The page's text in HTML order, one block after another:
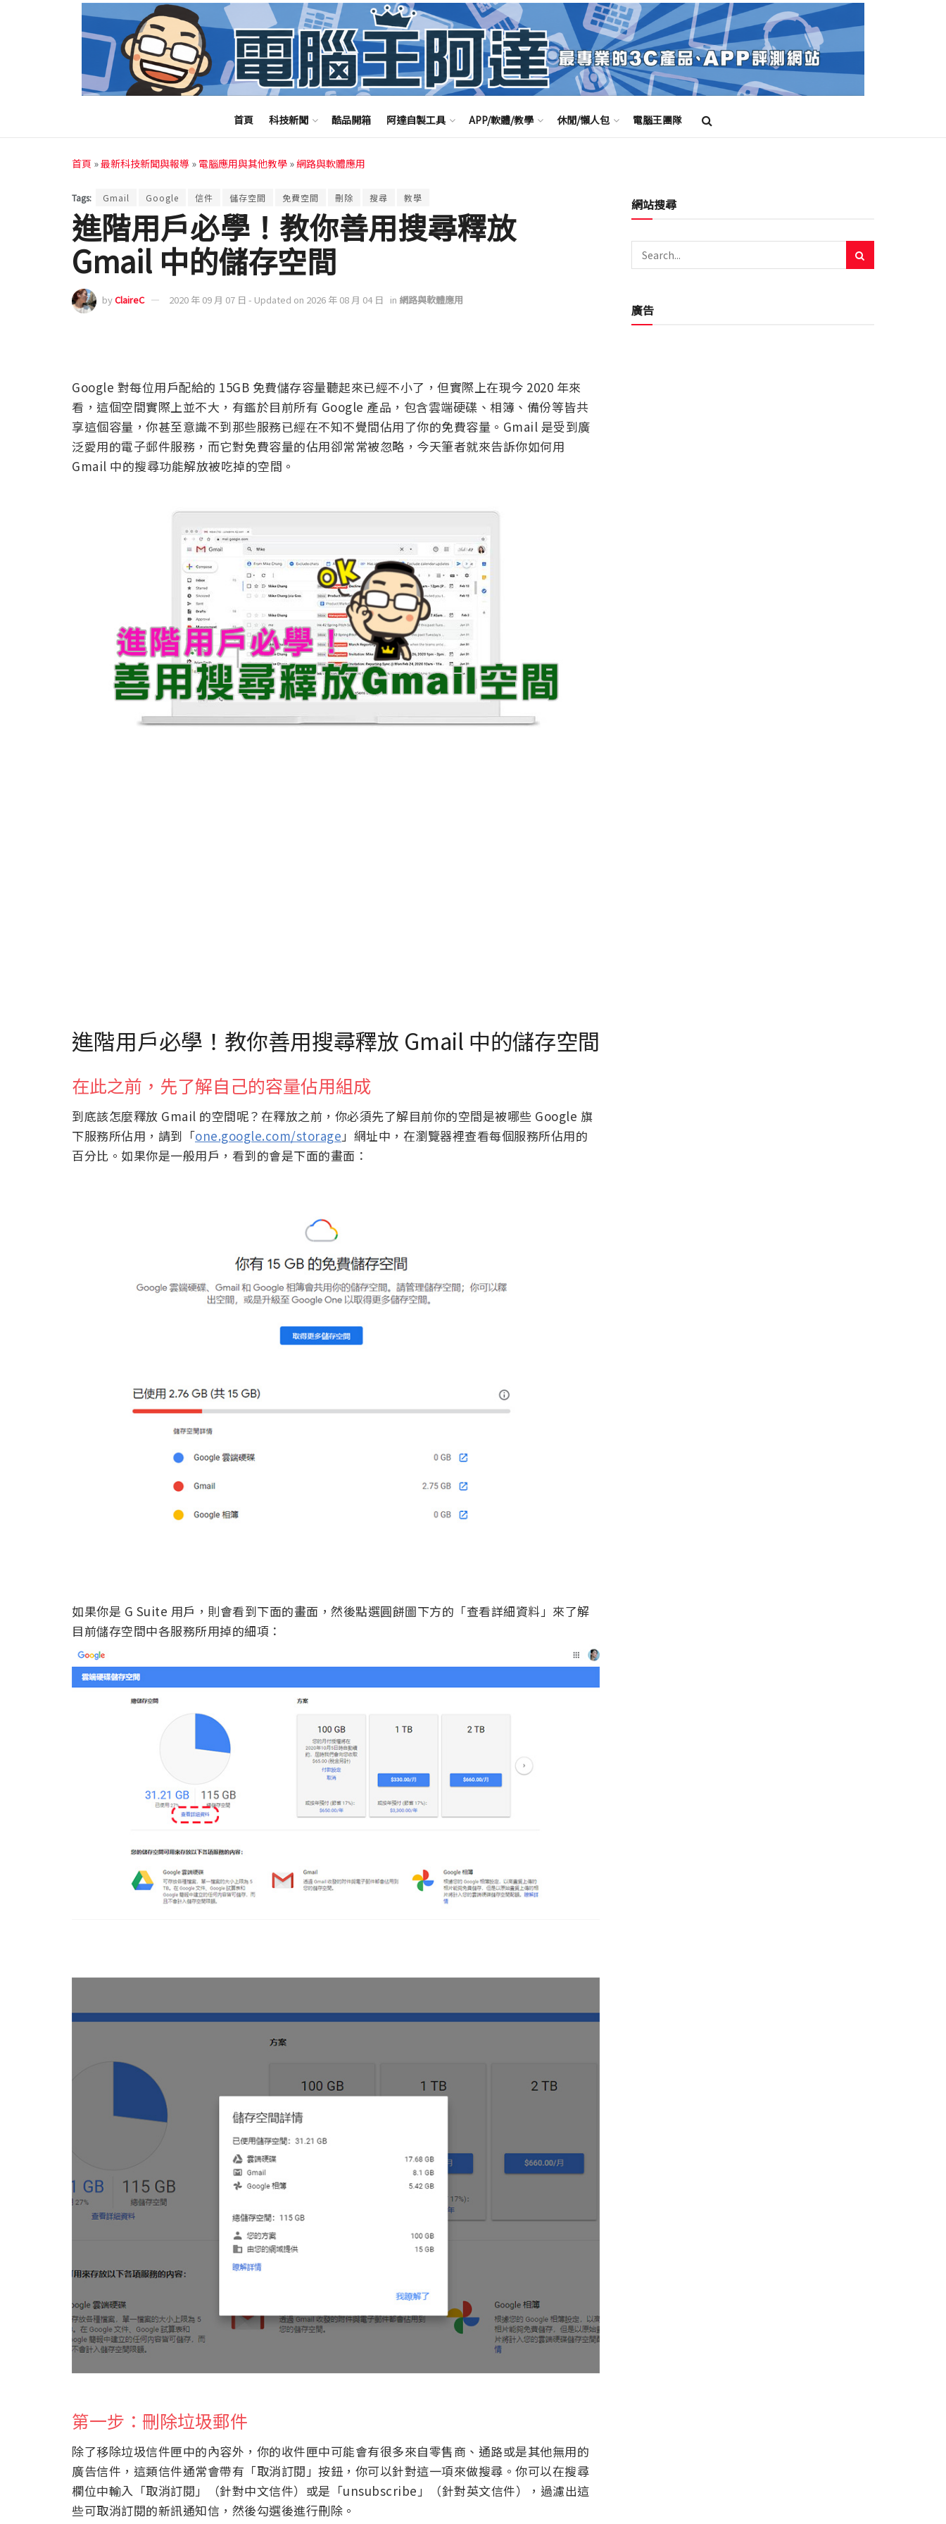
首頁 科技新聞 酷品開箱 阿達自製工具 APP/軟體/教學 休閒/懶人包 電腦王團隊
首頁 »最新科技新聞與報導 » 電腦應用與其他教學 »網路與軟體應用
Tags: Gmail Google 信件 儲存空間 免費空間 刪除 搜尋 教學
進階用戶必學！教你善用搜尋釋放
Gmail 中的儲存空間
byClaireC 2020 年 09 月 07 日 - Updated on 2026 年 08 月 04 日 in 網路與軟體應用
Google 對每位用戶配給的 15GB 免費儲存容量聽起來已經不小了，但實際上在現今 2020 年來
看，這個空間實際上並不大，有鑑於目前所有 Google 產品，包含雲端硬碟、相簿、備份等皆共
享這個容量，你甚至意識不到那些服務已經在不知不覺間佔用了你的免費容量。Gmail 是受到廣
泛愛用的電子郵件服務，而它對免費容量的佔用卻常常被忽略，今天筆者就來告訴你如何用
Gmail 中的搜尋功能解放被吃掉的空間。
進階用戶必學！教你善用搜尋釋放 Gmail 中的儲存空間
在此之前，先了解自己的容量佔用組成
到底該怎麼釋放 Gmail 的空間呢？在釋放之前，你必須先了解目前你的空間是被哪些 Google 旗
下服務所佔用，請到「one.google.com/storage」網址中，在瀏覽器裡查看每個服務所佔用的
百分比。如果你是一般用戶，看到的會是下面的畫面：
如果你是 G Suite 用戶，則會看到下面的畫面，然後點選圓餅圖下方的「查看詳細資料」來了解
目前儲存空間中各服務所用掉的細項：
第一步：刪除垃圾郵件
除了移除垃圾信件匣中的內容外，你的收件匣中可能會有很多來自零售商、通路或是其他無用的
廣告信件，這類信件通常會帶有「取消訂閱」按鈕，你可以針對這一項來做搜尋。你可以在搜尋
欄位中輸入「取消訂閱」（針對中文信件）或是「unsubscribe」（針對英文信件），過濾出這
些可取消訂閱的新訊通知信，然後勾選後進行刪除。
網站搜尋
廣告